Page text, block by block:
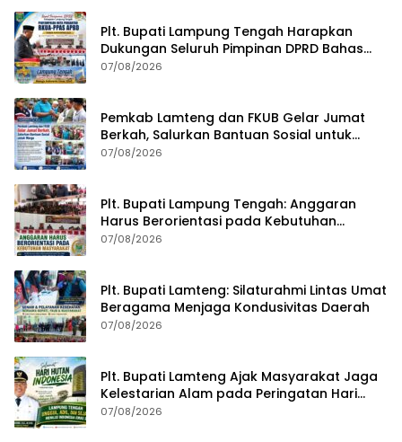
Plt. Bupati Lampung Tengah Harapkan
Dukungan Seluruh Pimpinan DPRD Bahas
RKUA-PPAS APBD Tahun 2027
07/08/2026
Pemkab Lamteng dan FKUB Gelar Jumat
Berkah, Salurkan Bantuan Sosial untuk
Warga
07/08/2026
Plt. Bupati Lampung Tengah: Anggaran
Harus Berorientasi pada Kebutuhan
Masyarakat
07/08/2026
Plt. Bupati Lamteng: Silaturahmi Lintas Umat
Beragama Menjaga Kondusivitas Daerah
07/08/2026
Plt. Bupati Lamteng Ajak Masyarakat Jaga
Kelestarian Alam pada Peringatan Hari
Hutan Indonesia 2026
07/08/2026